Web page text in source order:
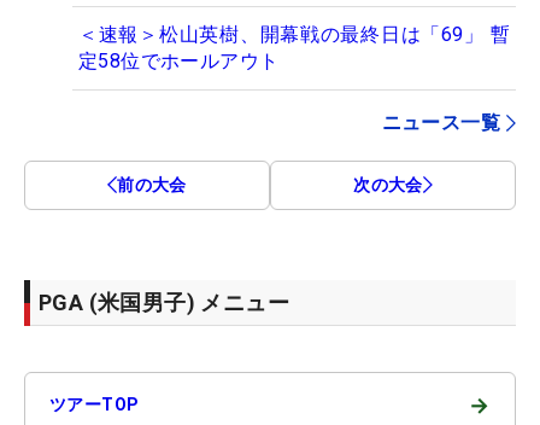
＜速報＞松山英樹、開幕戦の最終日は「69」 暫
定58位でホールアウト
ニュース一覧
前の大会 次の大会
PGA (米国男子) メニュー
ツアーTOP →